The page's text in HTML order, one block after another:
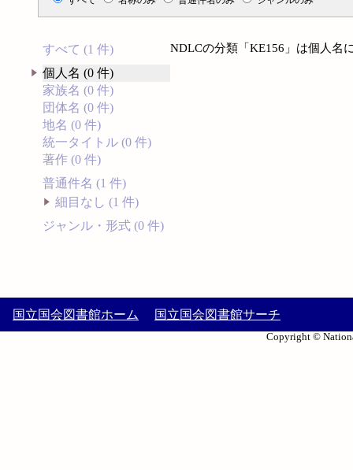
すべて (1 件)
個人名 (0 件)
家族名 (0 件)
団体名 (0 件)
地名 (0 件)
統一タイトル (0 件)
著作 (0 件)
普通件名 (1 件)
細目なし (1 件)
ジャンル・形式 (0 件)
NDLCの分類「KE156」は個人名
国立国会図書館ホーム 国立国会図書館サーチ
Copyright ©